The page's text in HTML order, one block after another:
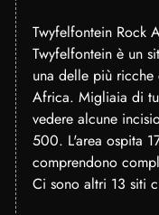
Twyfelfontein Rock
Twyfelfontein è un
una delle più
Africa. Migliaia di
vedere alcune
500. L'area ospita
comprendono
Ci sono altri 13 siti